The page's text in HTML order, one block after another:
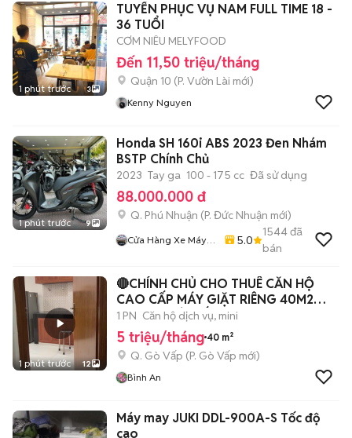
1 phút trước 3
TUYỂN PHỤC VỤ NAM FULL TIME 18 -
36 TUỔI
CƠM NIÊU MELYFOOD
Đến 11,50 triệu/tháng
Quận 10 (P. Vườn Lài mới)
Kenny Nguyen
1 phút trước 9
Honda SH 160i ABS 2023 Đen Nhám
BSTP Chính Chủ
2023 Tay ga 100 - 175 cc Đã sử dụng
88.000.000 đ
Q. Phú Nhuận (P. Đức Nhuận mới)
Cửa Hàng Xe Máy
5.0
1544đã
bán
1 phút trước 12
🔴CHÍNH CHỦ CHO THUÊ CĂN HỘ
CAO CẤP MÁY GIẶT RIÊNG 40M2
FULL NT GÒ VẤP🔴
1 PN Căn hộ dịch vụ, mini
5 triệu/tháng 40 m²
Q. Gò Vấp (P. Gò Vấp mới)
Bình An
Máy may JUKI DDL-900A-S Tốc độ
cao